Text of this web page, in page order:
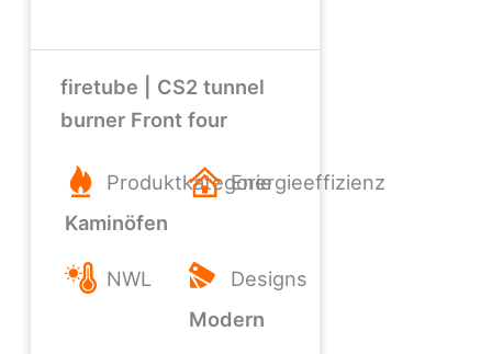
firetube | CS2 tunnel
burner Front four
Produktkategorie
Kaminöfen
Energieeffizienz
NWL
Designs
Modern